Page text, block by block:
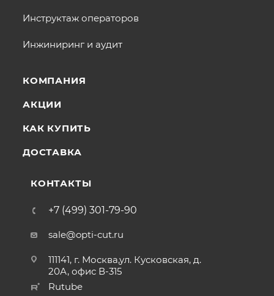
Инструктаж операторов
Инжиниринг и аудит
КОМПАНИЯ
АКЦИИ
КАК КУПИТЬ
ДОСТАВКА
КОНТАКТЫ
+7 (499) 301-79-90
sale@opti-cut.ru
111141, г. Москва,ул. Кусковская, д.
20А, офис В-315
Rutube